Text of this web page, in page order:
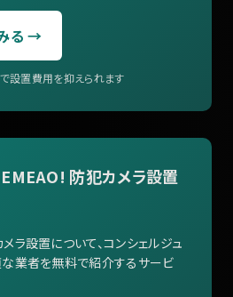
る →
設置費用を抑えられます
防犯カメラ設置
ラ設置について、コンシェルジュ
業者を無料で紹介するサービ